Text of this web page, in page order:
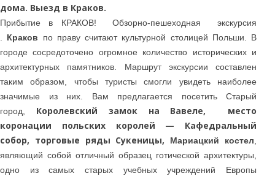
дома. Выезд в Краков.
Прибытие в КРАКОВ! Обзорно-пешеходная экскурсия
Краков по праву считают культурной столицей Польши. В
городе сосредоточено огромное количество исторических и
архитектурных памятников. Маршрут экскурсии составлен
таким образом, чтобы туристы смогли увидеть наиболее
значимые из них. Вам предлагается посетить Старый
город,
Королевский замок на Вавеле, место
коронации польских королей — Кафедральный
собор, торговые ряды Сукеницы,
Мариацкий костел
являющий собой отличный образец готической архитектуры,
одно из самых старых учебных учреждений Европы